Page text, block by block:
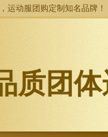
运动服团购定制知名品牌！
质团